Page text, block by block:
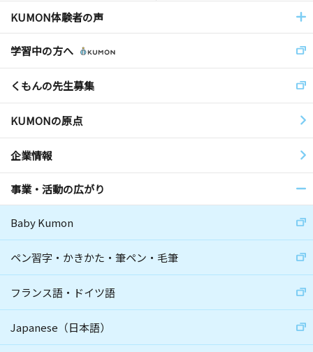
KUMON体験者の声
学習中の方へ
くもんの先生募集
KUMONの原点
企業情報
事業・活動の広がり
Baby Kumon
ペン習字・かきかた・筆ペン・毛筆
フランス語・ドイツ語
Japanese（日本語）